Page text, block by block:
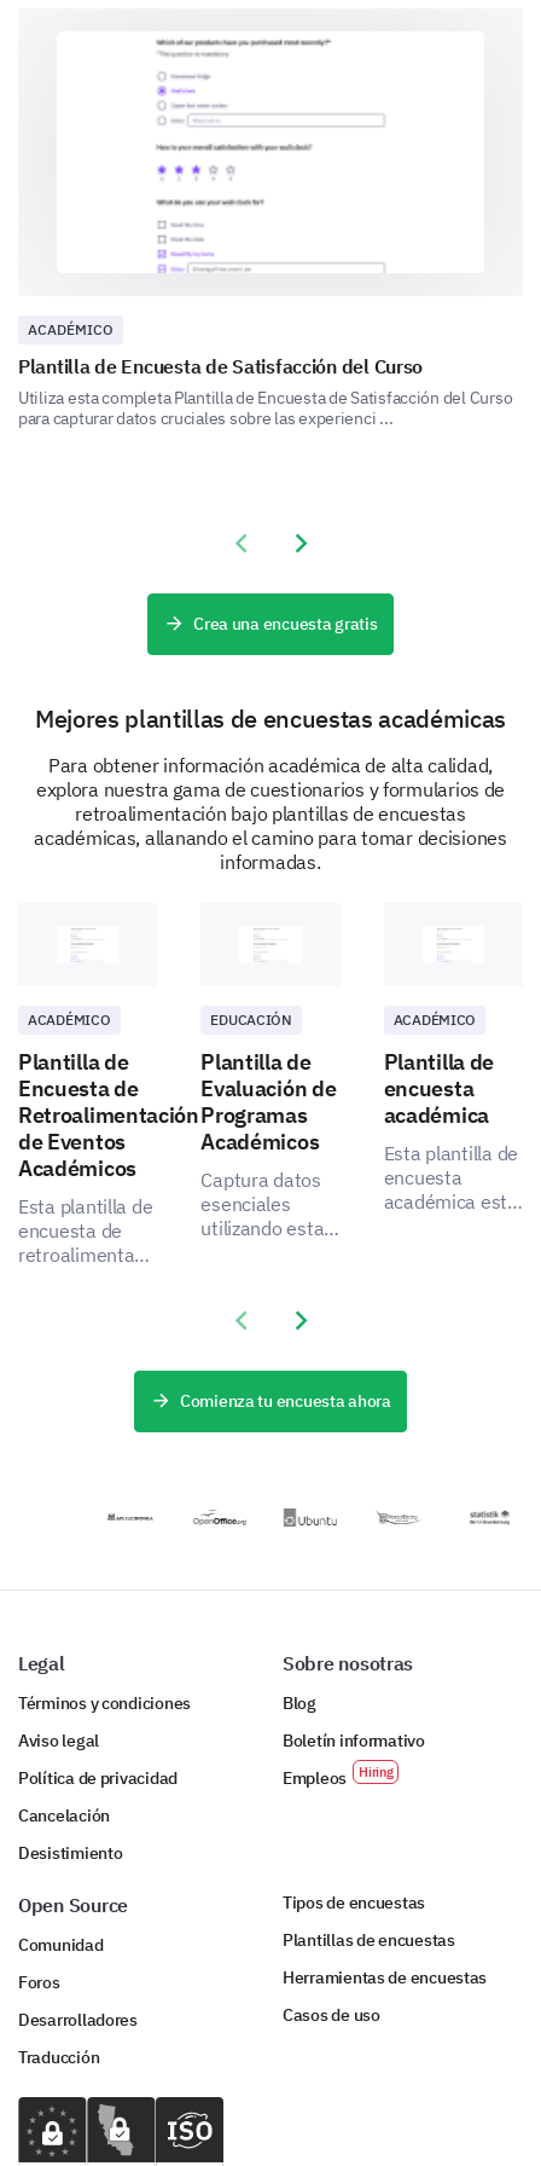
The library's online portal is user-friendly.
Improve our Services
We are always looking for ways to improve.
Please share any specific suggestions on how
we can improve our library services.
ACADÉMICO
Plantilla de Encuesta de Satisfacción del Curso
Utiliza esta completa Plantilla de Encuesta de Satisfacción del Curso
para capturar datos cruciales sobre las experienci ...
Previous slide
Next slide
Crea una encuesta gratis
Mejores plantillas de encuestas académicas
Para obtener información académica de alta calidad,
explora nuestra gama de cuestionarios y formularios de
retroalimentación bajo plantillas de encuestas
académicas, allanando el camino para tomar decisiones
informadas.
ACADÉMICO
Plantilla de
Encuesta de
Retroalimentación
de Eventos
Académicos
Esta plantilla de
encuesta de
retroalimentación
EDUCACIÓN
Plantilla de
Evaluación de
Programas
Académicos
Captura datos
esenciales
utilizando esta
académicos,
medir la
satisfacción de
ACADÉMICO
Plantilla de
encuesta
académica
Esta plantilla de
encuesta
académica está
con la
plataforma de
partes
de mejora y
plataforma.
Previous slide
Next slide
Comienza tu encuesta ahora
Legal
Términos y condiciones
Aviso legal
Política de privacidad
Cancelación
Desistimiento
Sobre nosotras
Blog
Boletín informativo
Empleos
Open Source
Comunidad
Foros
Desarrolladores
Traducción
Tipos de encuestas
Plantillas de encuestas
Herramientas de encuestas
Casos de uso